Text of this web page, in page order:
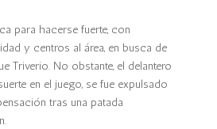
para hacerse fuerte, con
y centros al área, en busca de
Triverio. No obstante, el delantero
en el juego, se fue expulsado
tras una patada